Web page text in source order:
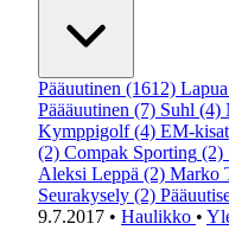
Pääuutinen (1612)
Päääuutinen (7) Suhl (4)
Kymppigolf (4) EM-kisat
(2) Compak Sporting (2)
Aleksi Leppä (2) Marko
Seurakysely (2)
9.7.2017 • Haulikko •